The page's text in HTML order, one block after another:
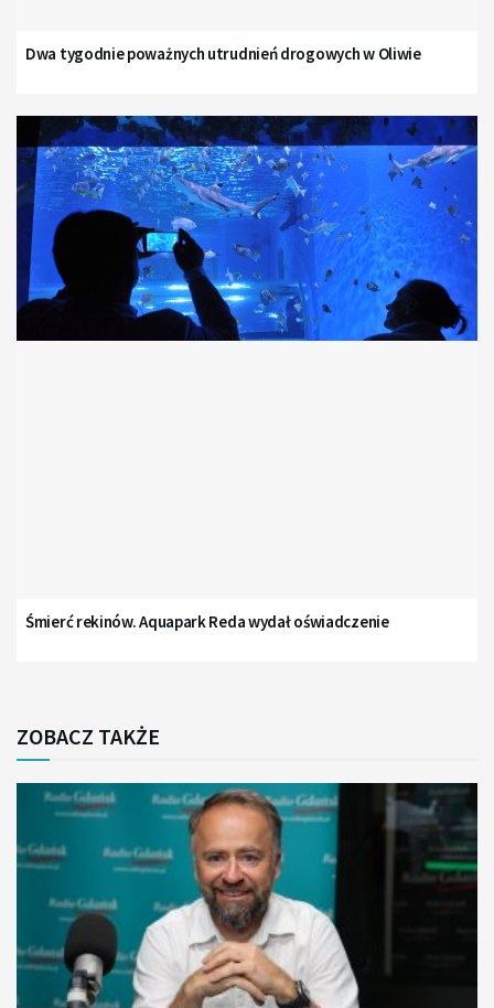
Dwa tygodnie poważnych utrudnień drogowych w Oliwie
Śmierć rekinów. Aquapark Reda wydał oświadczenie
ZOBACZ TAKŻE